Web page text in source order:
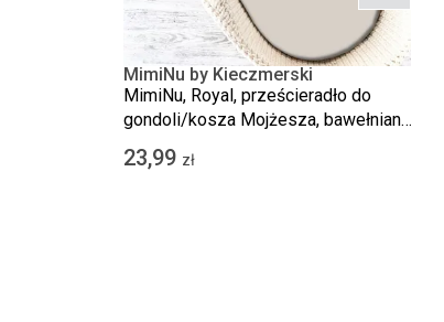
MimiNu by Kieczmerski
MimiNu, Royal, prześcieradło do
gondoli/kosza Mojżesza, bawełniane,
beż, 35x80 cm
23,99 zł